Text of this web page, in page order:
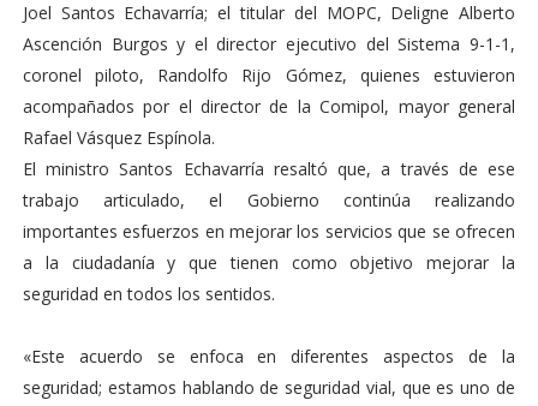
Joel Santos Echavarría; el titular del MOPC, Deligne Alberto
Ascención Burgos y el director ejecutivo del Sistema 9-1-1,
coronel piloto, Randolfo Rijo Gómez, quienes estuvieron
acompañados por el director de la Comipol, mayor general
Rafael Vásquez Espínola.
El ministro Santos Echavarría resaltó que, a través de ese
trabajo articulado, el Gobierno continúa realizando
importantes esfuerzos en mejorar los servicios que se ofrecen
a la ciudadanía y que tienen como objetivo mejorar la
seguridad en todos los sentidos.
«Este acuerdo se enfoca en diferentes aspectos de la
seguridad; estamos hablando de seguridad vial, que es uno de